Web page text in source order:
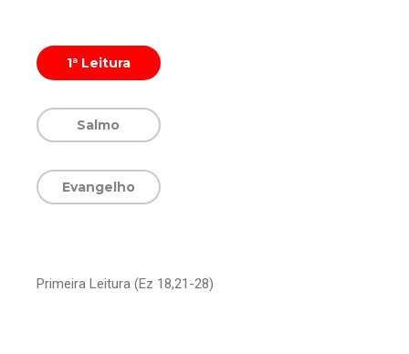
1ª Leitura
Salmo
Evangelho
Primeira Leitura (Ez 18,21-28)